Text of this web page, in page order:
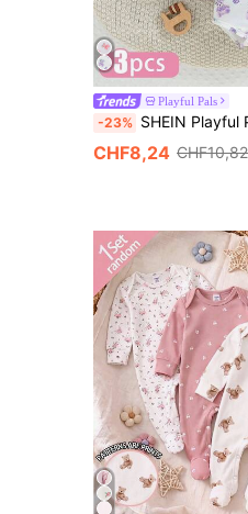
Playful Pals
-23% SHEIN Playful Pals 3 Stücke/Set Neugeborenen Lässig Süßer Bären Muster Kurzarm Romper, Mehrfarbige
CHF8,24 CHF10,82